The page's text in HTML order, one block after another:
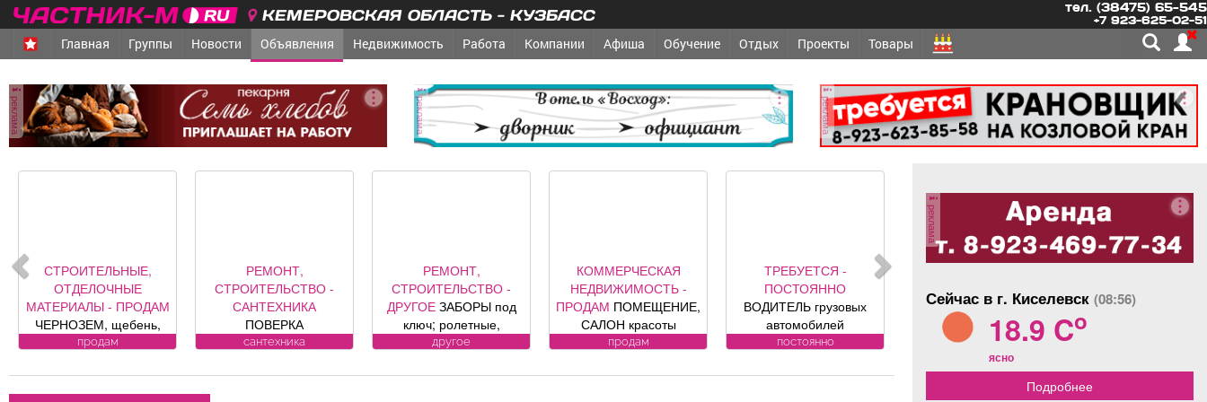
КЕМЕРОВСКАЯ ОБЛАСТЬ - КУЗБАСС тел. (38475) 65-545
+7 923-625-02-51
Главная Группы Новости Объявления Недвижимость Работа Компании Афиша Обучение Отдых Проекты Товары
реклама реклама реклама
СТРОИТЕЛЬНЫЕ,
ОТДЕЛОЧНЫЕ
МАТЕРИАЛЫ - ПРОДАМ
ЧЕРНОЗЕМ, щебень,
песок, уголь, торф,
другие под заказ,
возможна доставка.
продам
РЕМОНТ,
СТРОИТЕЛЬСТВО -
САНТЕХНИКА
ПОВЕРКА
ВОДОСЧЕТЧИКОВ на
замена, регистрация.
сантехника
РЕМОНТ,
СТРОИТЕЛЬСТВО -
ДРУГОЕЗАБОРЫ под
ключ; ролетные,
секционные ворота (от
представителя
другое
КОММЕРЧЕСКАЯ
НЕДВИЖИМОСТЬ -
ПРОДАМ ПОМЕЩЕНИЕ,
САЛОН красоты
«Оазис», площадь 88, 8
Юдина, 1, хороший
продам
ТРЕБУЕТСЯ -
ПОСТОЯННО
ВОДИТЕЛЬ грузовых
автомобилей
Требования к
Подробности по
постоянно
реклама
Сейчас в г. Киселевск (08:56)
18.9 Co
ясно
Подробнее